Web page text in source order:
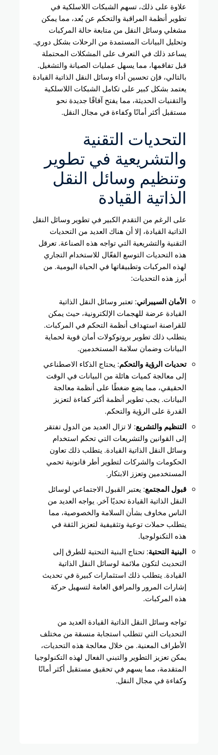
علاوة على ذلك، تسهم الشبكات اللاسلكية في
تطوير أنظمة المراقبة والتحكم عن بُعد، مما يمكن
مشغلي وسائل النقل من متابعة حالة المركبات
وتحليل البيانات المستمدة من الرحلات بشكل دوري.
يساعد ذلك في التعرف على المشكلات المحتملة
قبل تفاقمها، مما يسهل عمليات الصيانة والتشغيل.
بالتالي، فإن تحسين أداء وسائل النقل الذاتية القيادة
يعتمد بشكل كبير على تكامل الشبكات اللاسلكية
والتقنيات الحديثة، مما يفتح آفاقًا جديدة نحو
مستقبل أكثر أمانًا وكفاءة في مجال النقل.
التحديات التقنية
والتشريعية في تطوير
وتنظيم وسائل النقل
الذاتية القيادة
على الرغم من التقدم الكبير في تطوير وسائل النقل
الذاتية القيادة، إلا أن هناك العديد من التحديات
التقنية والتشريعية التي تواجه هذه الصناعة. تعرقل
هذه التحديات التوسع الفعّال للاستخدام التجاري
لهذه المركبات وتطبيقاتها في الحياة اليومية. من
أبرز هذه التحديات:
الأمان السيبراني: تعتبر وسائل النقل الذاتية
القيادة عرضة للهجمات الإلكترونية، حيث يمكن
للقراصنة استهداف أنظمة التحكم في المركبات.
يتطلب ذلك تطوير بروتوكولات أمان قوية لحماية
البيانات وضمان سلامة المستخدمين.
تحديات الرؤية والتحكم: يحتاج الذكاء الاصطناعي
إلى معالجة كميات هائلة من البيانات في الوقت
الحقيقي، مما يضع ضغطًا على أنظمة معالجة
البيانات. يجب تطوير أنظمة أكثر كفاءة لتعزيز
القدرة على الرؤية والتحكم.
التنظيم والتشريع: لا تزال العديد من الدول تفتقر
إلى القوانين والتشريعات التي تحكم استخدام
وسائل النقل الذاتية القيادة. يتطلب ذلك تعاون
الحكومات والشركات لتطوير أطر قانونية تحمي
المستخدمين وتعزز الابتكار.
قبول المجتمع: يعتبر القبول الاجتماعي لوسائل
النقل الذاتية القيادة تحديًا آخر. يواجه العديد من
الناس مخاوف بشأن السلامة والخصوصية، مما
يتطلب حملات توعية وتثقيفية لتعزيز الثقة في
هذه التكنولوجيا.
البنية التحتية: تحتاج البنية التحتية للطرق إلى
التحديث لتكون ملائمة لوسائل النقل الذاتية
القيادة. يتطلب ذلك استثمارات كبيرة في تحديث
إشارات المرور والمرافق العامة لتسهيل حركة
هذه المركبات.
تواجه وسائل النقل الذاتية القيادة العديد من
التحديات التي تتطلب استجابة منسقة من مختلف
الأطراف المعنية. من خلال معالجة هذه التحديات،
يمكن تعزيز التطوير والتبني الفعال لهذه التكنولوجيا
المتقدمة، مما يسهم في تحقيق مستقبل أكثر أمانًا
وكفاءة في مجال النقل.